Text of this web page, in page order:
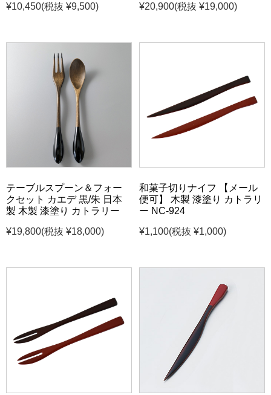
¥10,450(税抜 ¥9,500)
¥20,900(税抜 ¥19,000)
テーブルスプーン＆フォー
クセット カエデ 黒/朱 日本
製 木製 漆塗り カトラリー
¥19,800(税抜 ¥18,000)
和菓子切りナイフ 【メール
便可】 木製 漆塗り カトラリ
ー NC-924
¥1,100(税抜 ¥1,000)